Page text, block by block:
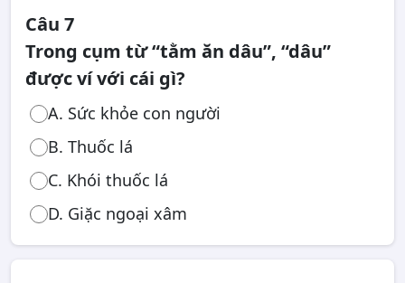
Câu 7
Trong cụm từ “tằm ăn dâu”, “dâu”
được ví với cái gì?
A. Sức khỏe con người
B. Thuốc lá
C. Khói thuốc lá
D. Giặc ngoại xâm